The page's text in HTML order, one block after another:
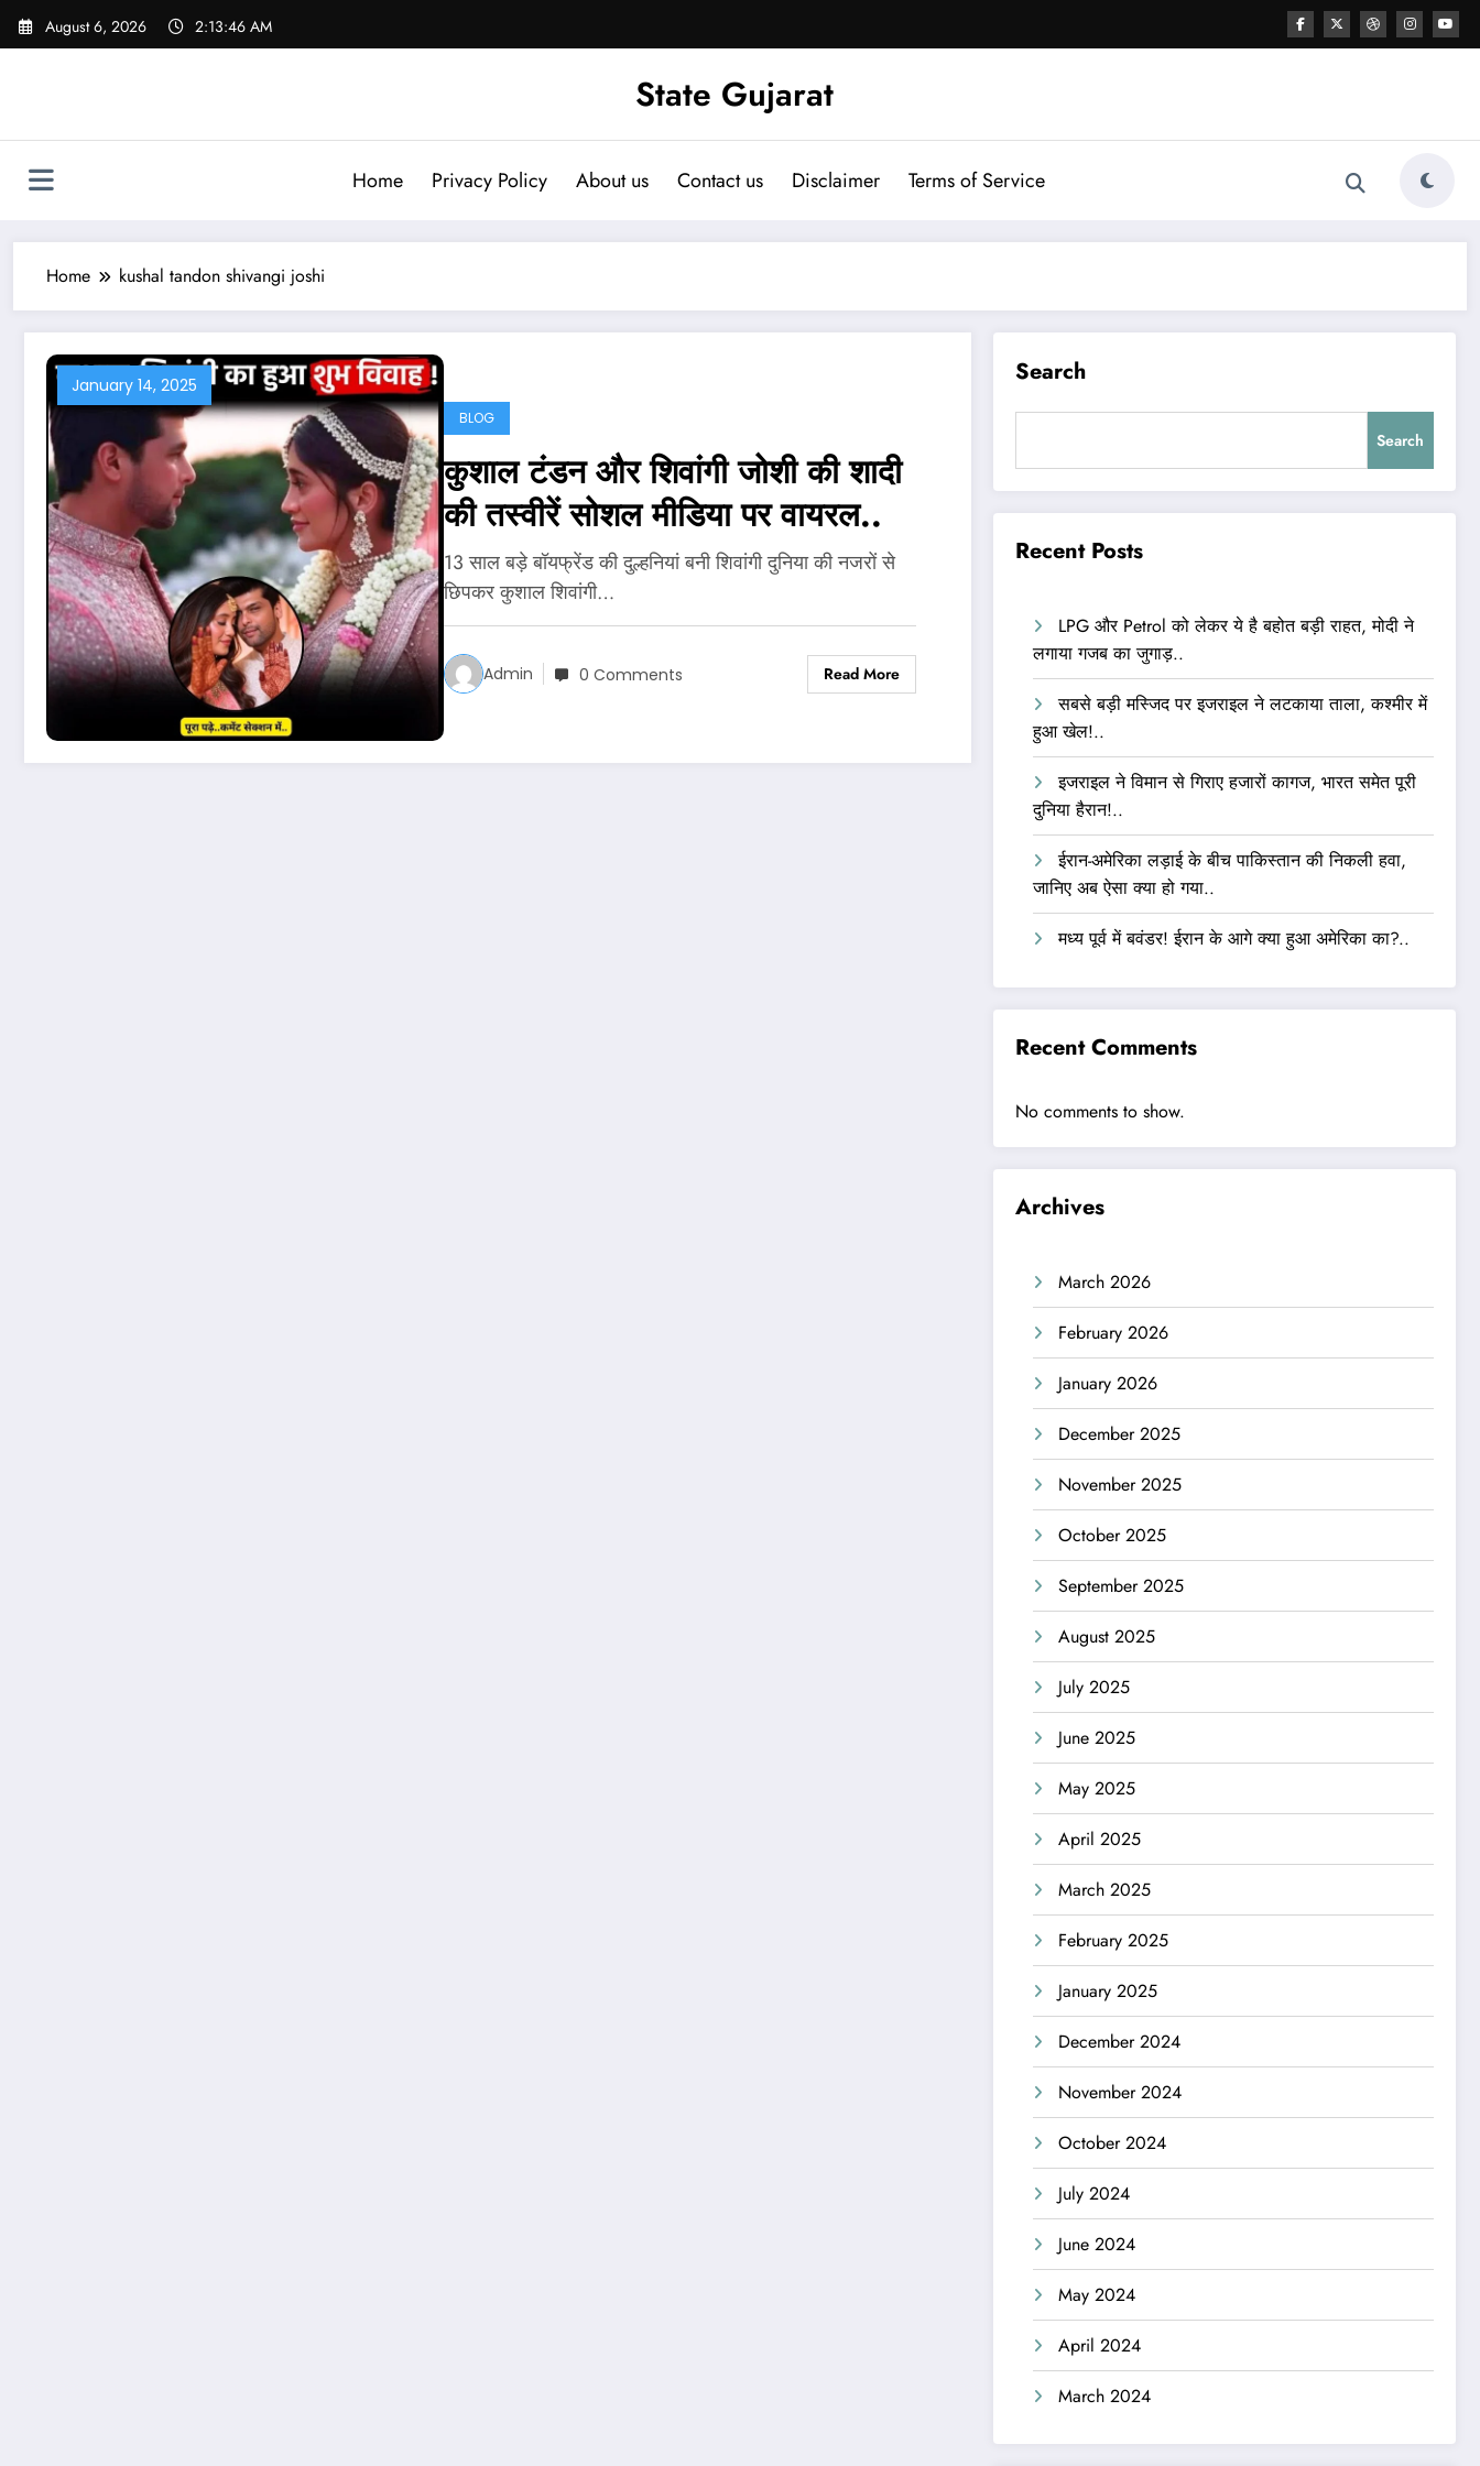
Skip
August 6, 2026 2:13:47 AM
State Gujarat
Home Privacy Policy About us Contact us Disclaimer Terms of Service
Home kushal tandon shivangi joshi
January 14, 2025
BLOG
कुशाल टंडन और शिवांगी जोशी की शादी
की तस्वीरें सोशल मीडिया पर वायरल..
13 साल बड़े बॉयफ्रेंड की दुल्हनियां बनी शिवांगी दुनिया की नजरों से
छिपकर कुशाल शिवांगी…
Admin 0 Comments Read More
Search
Search
Recent Posts
LPG और Petrol को लेकर ये है बहोत बड़ी राहत, मोदी ने
लगाया गजब का जुगाड़..
सबसे बड़ी मस्जिद पर इजराइल ने लटकाया ताला, कश्मीर में
हुआ खेल!..
इजराइल ने विमान से गिराए हजारों कागज, भारत समेत पूरी
दुनिया हैरान!..
ईरान-अमेरिका लड़ाई के बीच पाकिस्तान की निकली हवा,
जानिए अब ऐसा क्या हो गया..
मध्य पूर्व में बवंडर! ईरान के आगे क्या हुआ अमेरिका का?..
Recent Comments
No comments to show.
Archives
March 2026
February 2026
January 2026
December 2025
November 2025
October 2025
September 2025
August 2025
July 2025
June 2025
May 2025
April 2025
March 2025
February 2025
January 2025
December 2024
November 2024
October 2024
July 2024
June 2024
May 2024
April 2024
March 2024